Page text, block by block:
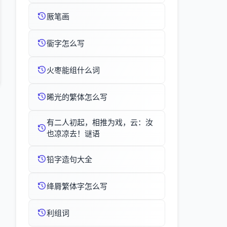
厫笔画
衟字怎么写
火枣能组什么词
晞光的繁体怎么写
有二人初起，相推为戏，云：汝
也凉凉去！谜语
铅字造句大全
绛脣繁体字怎么写
利组词